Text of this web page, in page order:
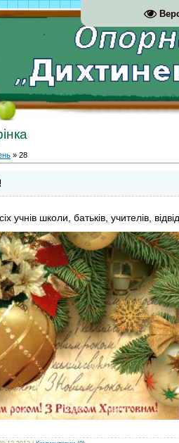
» 28
учнів школи, батьків, учителів,